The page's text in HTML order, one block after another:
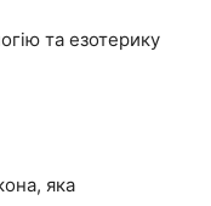
та езотерику
яка